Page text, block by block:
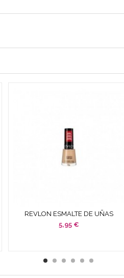
REVLON ESMALTE DE UÑAS
PEACH SMOOTHIE 14,7 ML
5,95 €